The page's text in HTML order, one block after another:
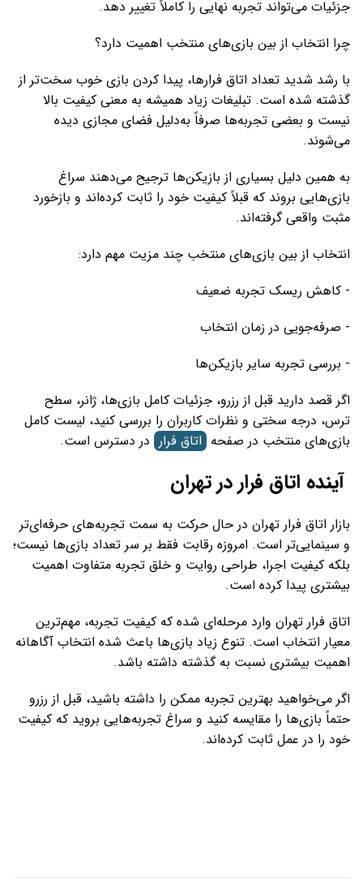
جزئیات می‌تواند تجربه نهایی را کاملاً تغییر دهد.
چرا انتخاب از بین بازی‌های منتخب اهمیت دارد؟
با رشد شدید تعداد اتاق فرارها، پیدا کردن بازی خوب سخت‌تر از
گذشته شده است. تبلیغات زیاد همیشه به معنی کیفیت بالا
نیست و بعضی تجربه‌ها صرفاً به‌دلیل فضای مجازی دیده
می‌شوند.
به همین دلیل بسیاری از بازیکن‌ها ترجیح می‌دهند سراغ
بازی‌هایی بروند که قبلاً کیفیت خود را ثابت کرده‌اند و بازخورد
مثبت واقعی گرفته‌اند.
انتخاب از بین بازی‌های منتخب چند مزیت مهم دارد:
- کاهش ریسک تجربه ضعیف
- صرفه‌جویی در زمان انتخاب
- بررسی تجربه سایر بازیکن‌ها
اگر قصد دارید قبل از رزرو، جزئیات کامل بازی‌ها، ژانر، سطح
ترس، درجه سختی و نظرات کاربران را بررسی کنید، لیست کامل
بازی‌های منتخب در صفحه اتاق فرار در دسترس است.
آینده اتاق فرار در تهران
بازار اتاق فرار تهران در حال حرکت به سمت تجربه‌های حرفه‌ای‌تر
و سینمایی‌تر است. امروزه رقابت فقط بر سر تعداد بازی‌ها نیست؛
بلکه کیفیت اجرا، طراحی روایت و خلق تجربه متفاوت اهمیت
بیشتری پیدا کرده است.
اتاق فرار تهران وارد مرحله‌ای شده که کیفیت تجربه، مهم‌ترین
معیار انتخاب است. تنوع زیاد بازی‌ها باعث شده انتخاب آگاهانه
اهمیت بیشتری نسبت به گذشته داشته باشد.
اگر می‌خواهید بهترین تجربه ممکن را داشته باشید، قبل از رزرو
حتماً بازی‌ها را مقایسه کنید و سراغ تجربه‌هایی بروید که کیفیت
خود را در عمل ثابت کرده‌اند.